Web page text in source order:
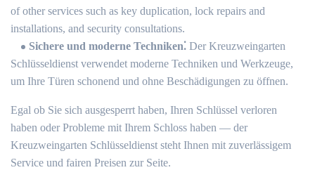
of other services such as key duplication, lock repairs and
installations, and security consultations.​
Sichere und moderne Techniken⁚ Der Kreuzweingarten
Schlüsseldienst verwendet moderne Techniken und Werkzeuge,
um Ihre Türen schonend und ohne Beschädigungen zu öffnen.​
Egal ob Sie sich ausgesperrt haben, Ihren Schlüssel verloren
haben oder Probleme mit Ihrem Schloss haben ― der
Kreuzweingarten Schlüsseldienst steht Ihnen mit zuverlässigem
Service und fairen Preisen zur Seite.​